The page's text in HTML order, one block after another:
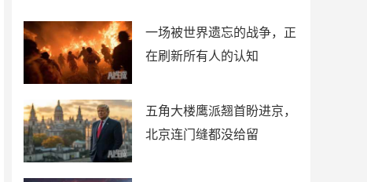
一场被世界遗忘的战争，正
在刷新所有人的认知
五角大楼鹰派翘首盼进京，
北京连门缝都没给留